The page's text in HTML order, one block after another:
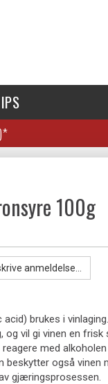
100g
anmeldelse...
acid) brukes i
og vil gi vinen en frisk
reagere med
beskytter også vinen
gjæringsprosessen.